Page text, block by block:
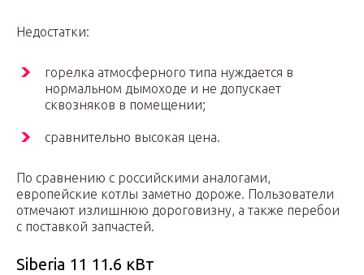
Недостатки:
горелка атмосферного типа нуждается в
нормальном дымоходе и не допускает
сквозняков в помещении;
сравнительно высокая цена.
По сравнению с российскими аналогами,
европейские котлы заметно дороже. Пользователи
отмечают излишнюю дороговизну, а также перебои
с поставкой запчастей.
Siberia 11 11.6 кВт